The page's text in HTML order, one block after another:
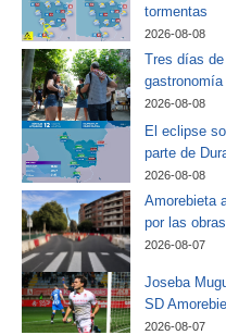
tormentas
2026-08-08
Tres días
gastronomía
2026-08-08
El eclipse
parte de
2026-08-08
Amorebieta
por las
2026-08-07
Joseba
SD
2026-08-07